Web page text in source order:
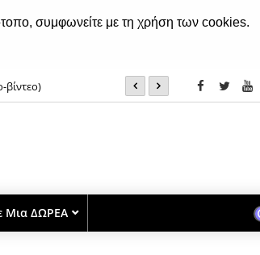
συμφωνείτε με τη χρήση των cookies.
βίντεο) Σιάτιστα: O
Μια ΔΩΡΕΑ